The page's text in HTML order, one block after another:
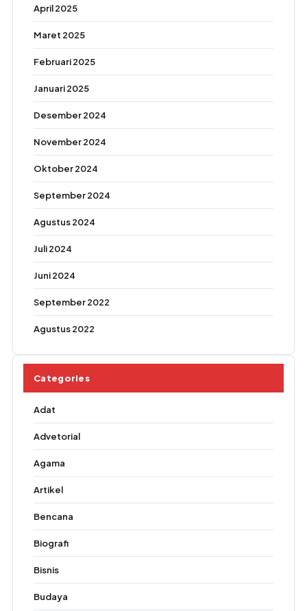
April 2025
Maret 2025
Februari 2025
Januari 2025
Desember 2024
November 2024
Oktober 2024
September 2024
Agustus 2024
Juli 2024
Juni 2024
September 2022
Agustus 2022
Categories
Adat
Advetorial
Agama
Artikel
Bencana
Biografi
Bisnis
Budaya